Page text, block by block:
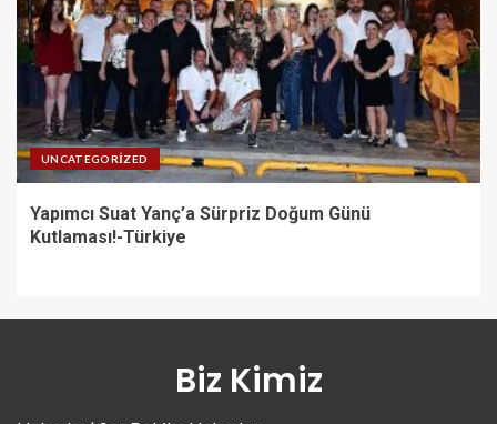
UNCATEGORIZED
Yapımcı Suat Yanç’a Sürpriz Doğum Günü
Kutlaması!-Türkiye
Biz Kimiz